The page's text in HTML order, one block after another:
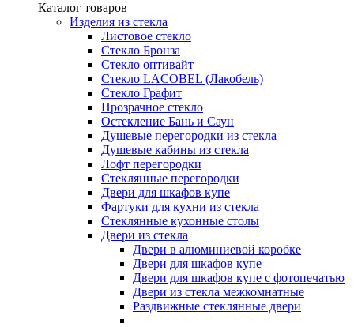
Каталог товаров
Изделия из стекла
Листовое стекло
Стекло Бронза
Стекло оптивайт
Стекло LACOBEL (Лакобель)
Стекло Графит
Прозрачное стекло
Остекление Бань и Саун
Душевые перегородки из стекла
Душевые кабины из стекла
Лофт перегородки
Стеклянные перегородки
Двери для шкафов купе
Фартуки для кухни из стекла
Стеклянные кухонные столы
Двери из стекла
Двери в алюминиевой коробке
Двери для шкафов купе
Двери для шкафов купе с фотопечатью
Двери из стекла межкомнатные
Раздвижные стеклянные двери